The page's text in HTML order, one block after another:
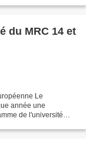
du MRC 14 et
Le
année une
de l'université